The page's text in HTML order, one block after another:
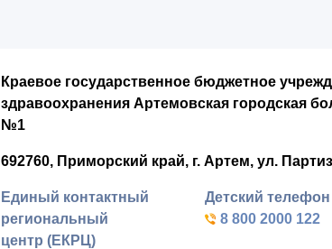
Краевое государственное бюджетное
здравоохранения Артемовская городская
№1
692760, Приморский край, г. Артем, ул.
Единый контактный
региональный
центр (ЕКРЦ)
Детский
8 800 2000 122